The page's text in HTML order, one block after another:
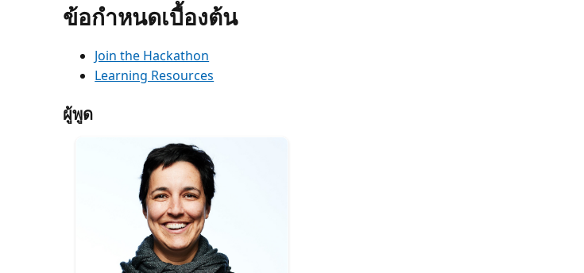
ข้อกำหนดเบื้องต้น
Join the Hackathon
Learning Resources
ผู้พูด